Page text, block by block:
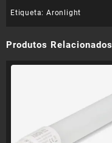
Etiqueta: Aronlight
Produtos Relacionados